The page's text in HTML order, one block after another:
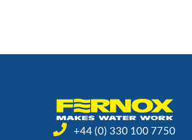
+44 (0) 330 100 7750